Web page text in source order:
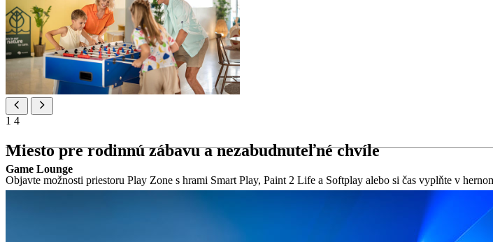
1 4
Miesto pre rodinnú zábavu a nezabudnuteľné chvíle
Objavte možnosti priestoru Play Zone s hrami Smart Play, Paint 2 Life a Softplay alebo si čas vyplňte v
Game Lounge